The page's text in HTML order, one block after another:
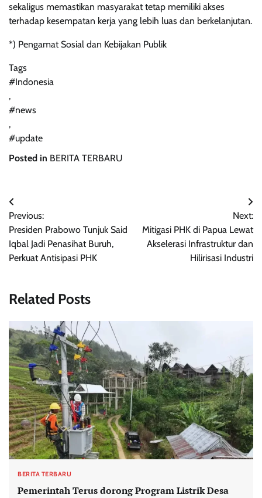
sekaligus memastikan masyarakat tetap memiliki akses
terhadap kesempatan kerja yang lebih luas dan berkelanjutan.
*) Pengamat Sosial dan Kebijakan Publik
Tags
#Indonesia
,
#news
,
#update
Posted in BERITA TERBARU
Navigasi
pos
Previous:
Presiden Prabowo Tunjuk Said
Iqbal Jadi Penasihat Buruh,
Perkuat Antisipasi PHK
Next:
Mitigasi PHK di Papua Lewat
Akselerasi Infrastruktur dan
Hilirisasi Industri
Related Posts
BERITA TERBARU
Pemerintah Terus dorong Program Listrik Desa